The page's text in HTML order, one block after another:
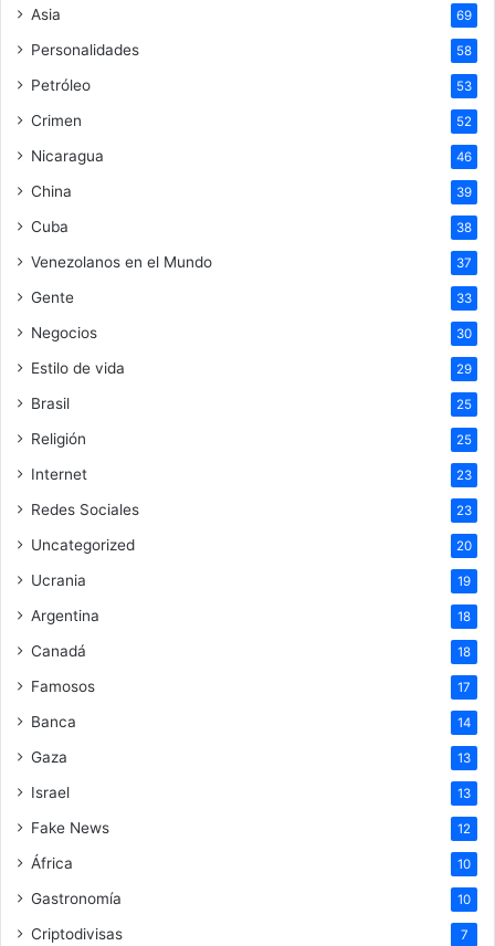
Asia 69
Personalidades 58
Petróleo 53
Crimen 52
Nicaragua 46
China 39
Cuba 38
Venezolanos en el Mundo 37
Gente 33
Negocios 30
Estilo de vida 29
Brasil 25
Religión 25
Internet 23
Redes Sociales 23
Uncategorized 20
Ucrania 19
Argentina 18
Canadá 18
Famosos 17
Banca 14
Gaza 13
Israel 13
Fake News 12
África 10
Gastronomía 10
Criptodivisas 7